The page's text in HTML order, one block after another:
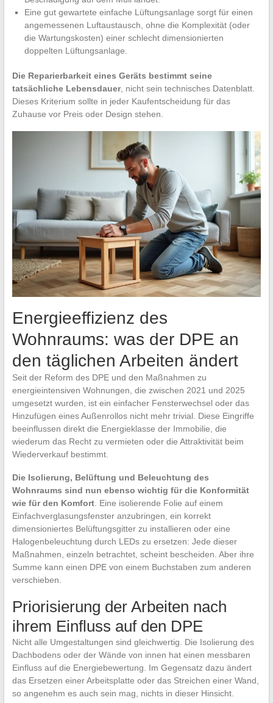
Eine gut gewartete einfache Lüftungsanlage sorgt für einen
angemessenen Luftaustausch, ohne die Komplexität (oder
die Wartungskosten) einer schlecht dimensionierten
doppelten Lüftungsanlage.
Die Reparierbarkeit eines Geräts bestimmt seine
tatsächliche Lebensdauer, nicht sein technisches Datenblatt.
Dieses Kriterium sollte in jeder Kaufentscheidung für das
Zuhause vor Preis oder Design stehen.
Energieeffizienz des
Wohnraums: was der DPE an
den täglichen Arbeiten ändert
Seit der Reform des DPE und den Maßnahmen zu
energieintensiven Wohnungen, die zwischen 2021 und 2025
umgesetzt wurden, ist ein einfacher Fensterwechsel oder das
Hinzufügen eines Außenrollos nicht mehr trivial. Diese Eingriffe
beeinflussen direkt die Energieklasse der Immobilie, die
wiederum das Recht zu vermieten oder die Attraktivität beim
Wiederverkauf bestimmt.
Die Isolierung, Belüftung und Beleuchtung des
Wohnraums sind nun ebenso wichtig für die Konformität
wie für den Komfort. Eine isolierende Folie auf einem
Einfachverglasungsfenster anzubringen, ein korrekt
dimensioniertes Belüftungsgitter zu installieren oder eine
Halogenbeleuchtung durch LEDs zu ersetzen: Jede dieser
Maßnahmen, einzeln betrachtet, scheint bescheiden. Aber ihre
Summe kann einen DPE von einem Buchstaben zum anderen
verschieben.
Priorisierung der Arbeiten nach
ihrem Einfluss auf den DPE
Nicht alle Umgestaltungen sind gleichwertig. Die Isolierung des
Dachbodens oder der Wände von innen hat einen messbaren
Einfluss auf die Energiebewertung. Im Gegensatz dazu ändert
das Ersetzen einer Arbeitsplatte oder das Streichen einer Wand,
so angenehm es auch sein mag, nichts in dieser Hinsicht.